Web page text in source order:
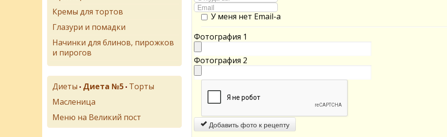
У меня нет Email-а
Фотография 1
Фотография 2
Добавить фото к рецепту
Кремы для тортов
Глазури и помадки
Начинки для блинов, пирожков
и пирогов
Диеты • Диета №5 • Торты
Масленица
Меню на Великий пост